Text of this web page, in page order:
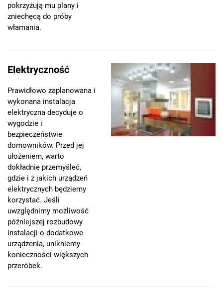
pokrzyżują mu plany i
zniechęcą do próby
włamania.
Elektryczność
Prawidłowo zaplanowana i
wykonana instalacja
elektryczna decyduje o
wygodzie i
bezpieczeństwie
domowników. Przed jej
ułożeniem, warto
dokładnie przemyśleć,
gdzie i z jakich urządzeń
elektrycznych będziemy
korzystać. Jeśli
uwzględnimy możliwość
późniejszej rozbudowy
instalacji o dodatkowe
urządzenia, unikniemy
konieczności większych
przeróbek.